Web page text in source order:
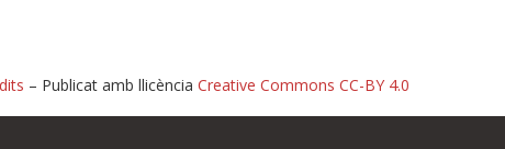
– Publicat amb llicència Creative Commons CC-BY 4.0